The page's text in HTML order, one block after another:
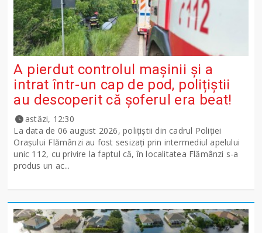
A pierdut controlul mașinii și a
intrat într-un cap de pod, polițiștii
au descoperit că șoferul era beat!
astăzi, 12:30
La data de 06 august 2026, polițiștii din cadrul Poliției
Orașului Flămânzi au fost sesizați prin intermediul apelului
unic 112, cu privire la faptul că, în localitatea Flămânzi s-a
produs un ac...